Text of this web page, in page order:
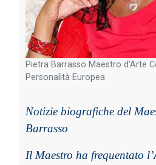
Pietra Barrasso Maestro d'Arte
Personalità Europea
Notizie biografiche del
Barrasso
Il Maestro ha frequentato